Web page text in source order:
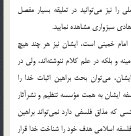
را نيز مي‌توانيد در تعليقه بسيار مفصل
سبزواري مشاهده نماييد.
خميني است، ايشان نيز هر چند هيچ
و بلكه در علم كلام ننوشته‌اند، ولي در
مي‌توان بحث براهين اثبات خدا را
ايشان به همت مؤسسه تنظيم و نشرآثار
كه مذاق فلسفي دارد نمي‌تواند براهين
فلسفه اسلامي هدف خود را شناخت خدا قرار